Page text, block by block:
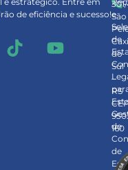
de eficiência e sucesso!e
de
de
de
São
do
Sul
–
RS
160